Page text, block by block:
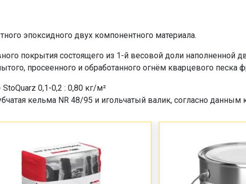
эпоксидного двух компонентного материала.
покрытия состоящего из 1-й весовой доли наполненной
просеенного и обработанного огнём кварцевого песка
0,1-0,2 : 0,80 кг/м²
кельма NR 48/95 и игольчатый валик, cогласно данным